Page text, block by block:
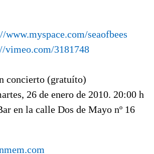
www.myspace.com/seaofbees
vimeo.com/3181748
concierto (gratuíto)
26 de enero de 2010. 20:00 h
en la calle Dos de Mayo nº 16